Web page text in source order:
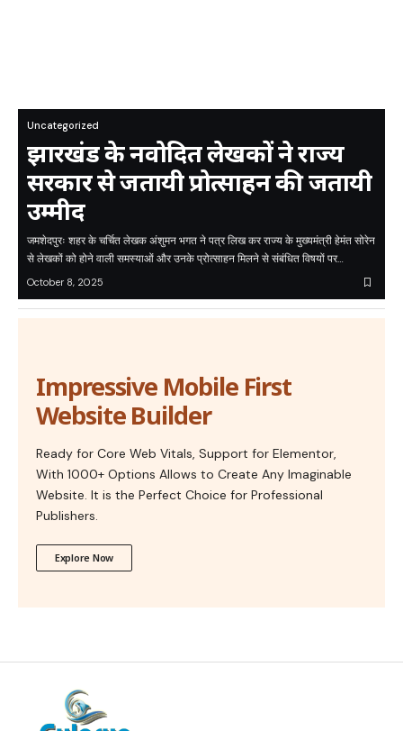
Uncategorized
झारखंड के नवोदित लेखकों ने राज्य
सरकार से जतायी प्रोत्साहन की जतायी
उम्मीद
जमशेदपुरः शहर के चर्चित लेखक अंशुमन भगत ने पत्र लिख कर राज्य के मुख्यमंत्री हेमंत सोरेन
से लेखकों को होने वाली समस्याओं और उनके प्रोत्साहन मिलने से संबंधित विषयों पर…
October 8, 2025
Impressive Mobile First
Website Builder
Ready for Core Web Vitals, Support for Elementor,
With 1000+ Options Allows to Create Any Imaginable
Website. It is the Perfect Choice for Professional
Publishers.
Explore Now